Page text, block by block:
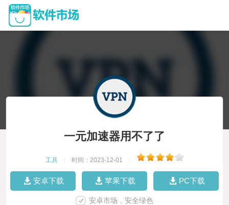
一元加速器用不了了
工具 时间：2023-12-01
安卓下载 苹果下载 PC下载
安卓市场，安全绿色